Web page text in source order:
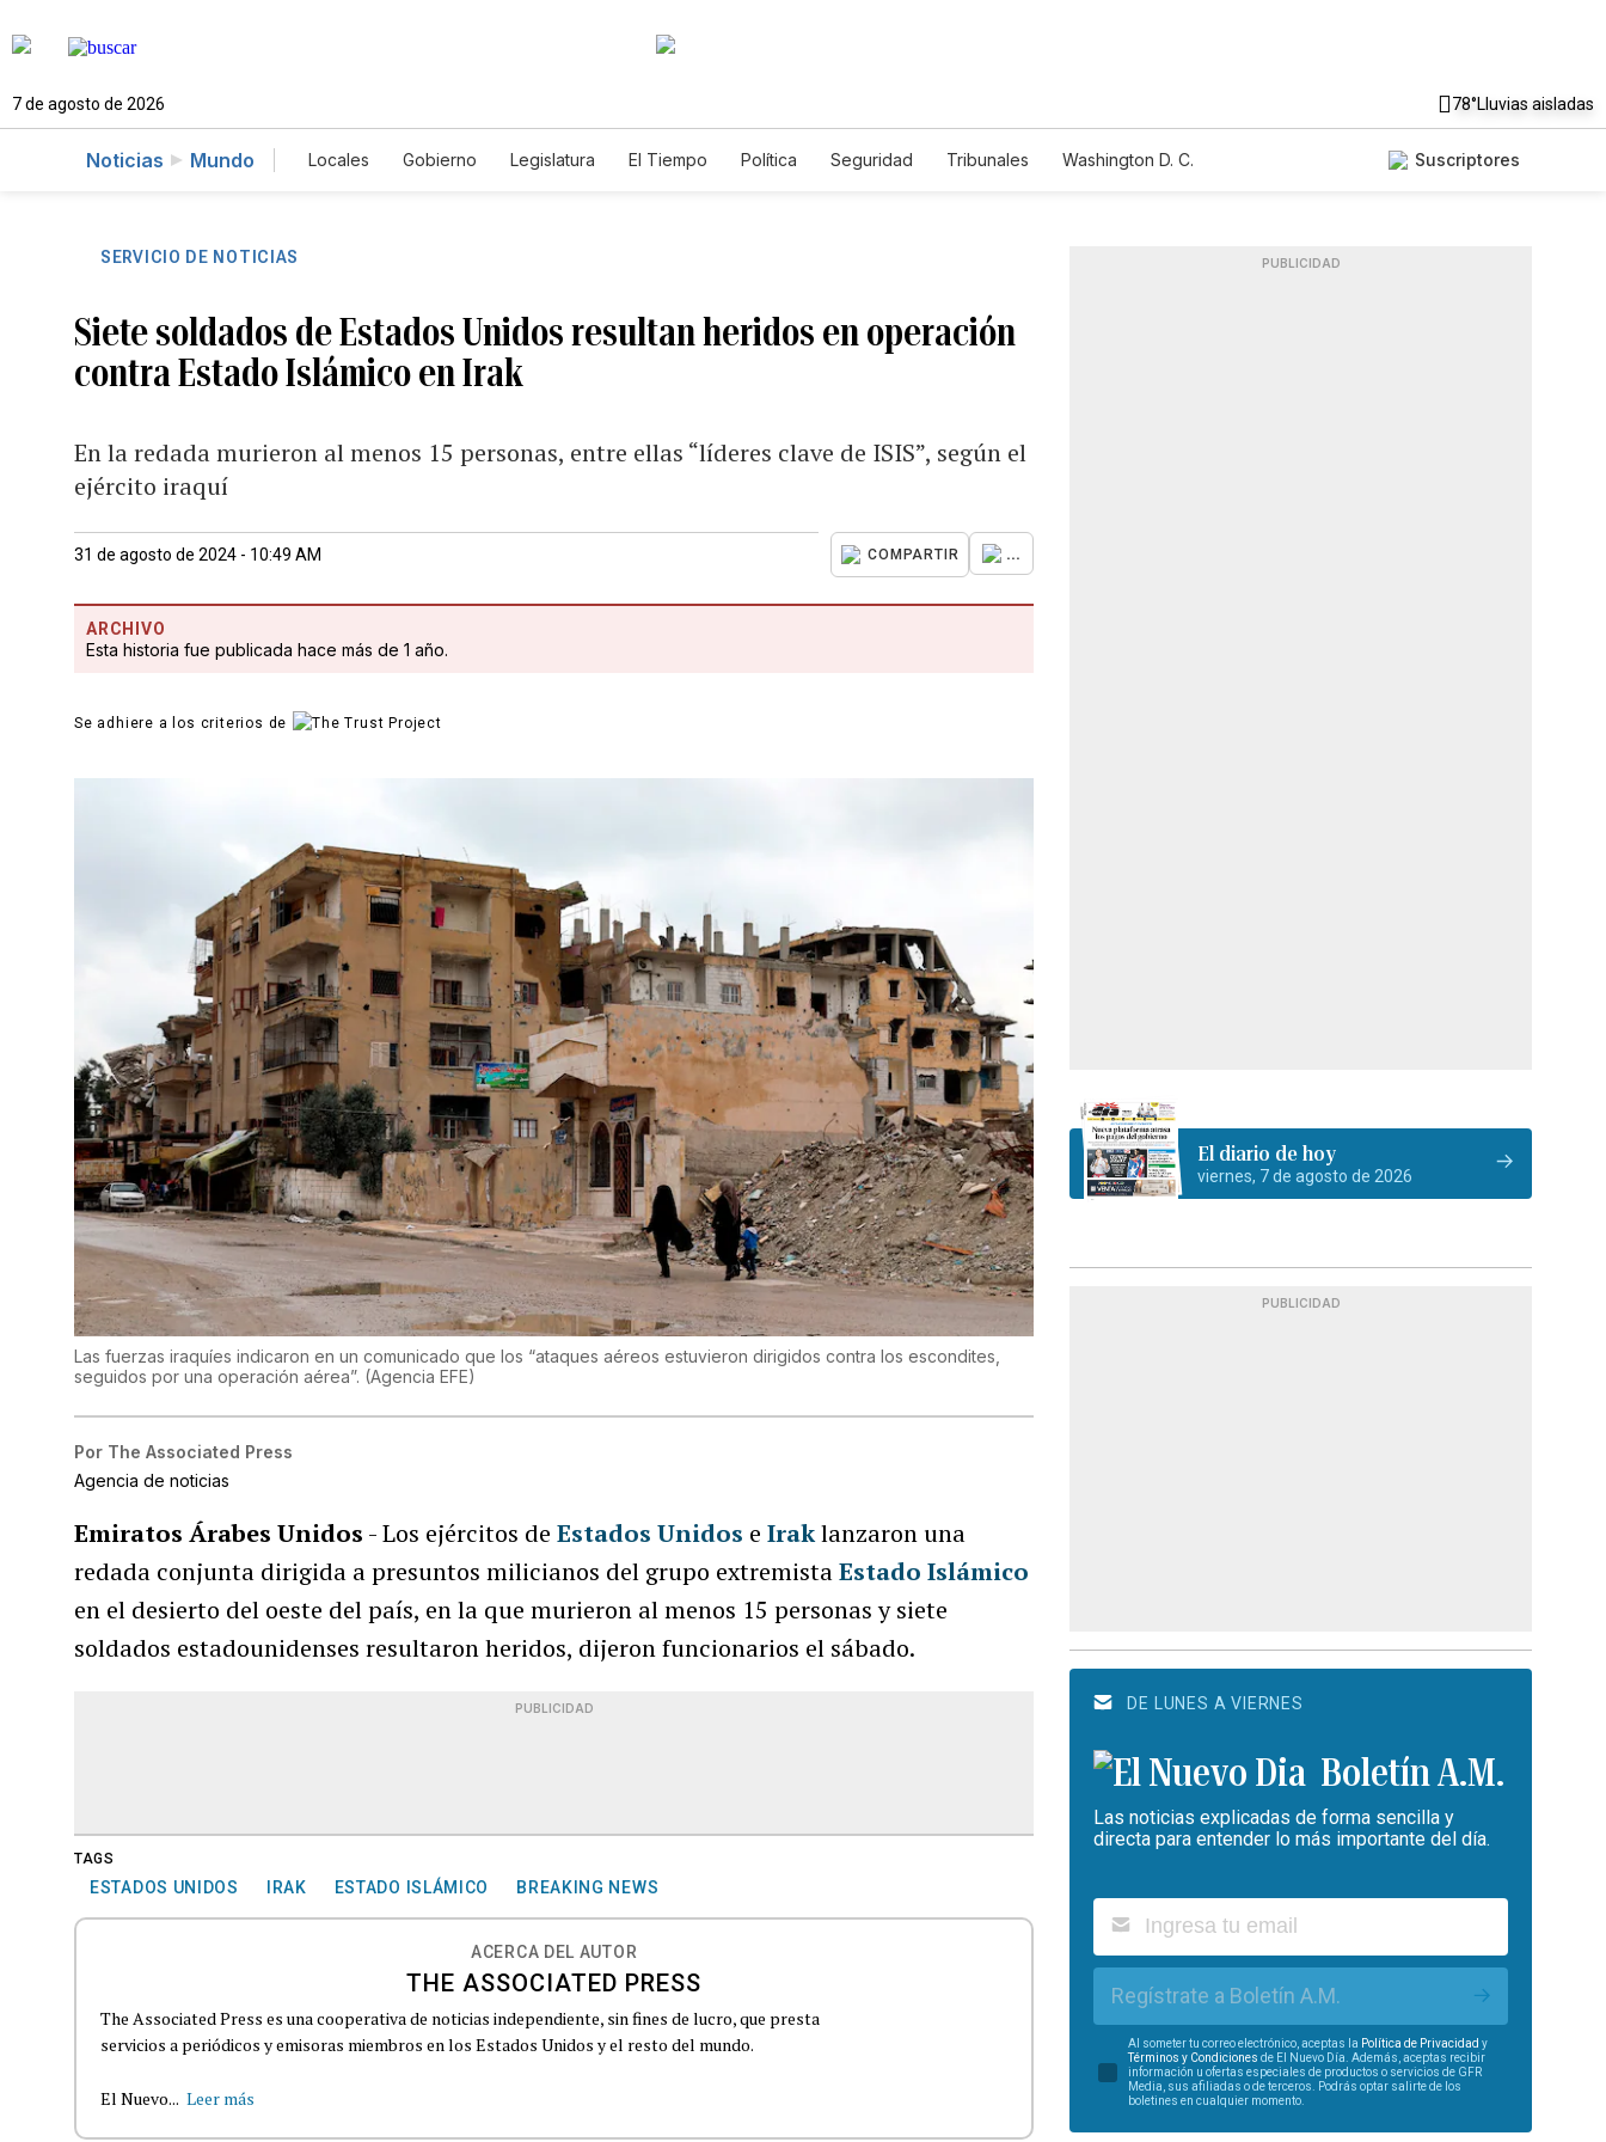
7 de agosto de 2026 78°Lluvias aisladas
Noticias Mundo Locales Gobierno Legislatura El Tiempo Política Seguridad Tribunales
Washington D. C.
Suscriptores
SERVICIO DE NOTICIAS
Siete soldados de Estados Unidos resultan heridos en operación
contra Estado Islámico en Irak
En la redada murieron al menos 15 personas, entre ellas “líderes clave de ISIS”, según el
ejército iraquí
31 de agosto de 2024 - 10:49 AM COMPARTIR ...
ARCHIVO
Esta historia fue publicada hace más de 1 año.
Se adhiere a los criterios de
Las fuerzas iraquíes indicaron en un comunicado que los “ataques aéreos estuvieron dirigidos contra los escondites,
seguidos por una operación aérea”. (Agencia EFE)
Por The Associated Press
Agencia de noticias
Emiratos Árabes Unidos - Los ejércitos deEstados Unidos eIraklanzaron una
redada conjunta dirigida a presuntos milicianos del grupo extremistaEstado Islámico
en el desierto del oeste del país, en la que murieron al menos 15 personas y siete
soldados estadounidenses resultaron heridos, dijeron funcionarios el sábado.
PUBLICIDAD
TAGS
ESTADOS UNIDOS IRAK ESTADO ISLÁMICO BREAKING NEWS
ACERCA DEL AUTOR
THE ASSOCIATED PRESS
The Associated Press es una cooperativa de noticias independiente, sin fines de lucro, que presta
servicios a periódicos y emisoras miembros en los Estados Unidos y el resto del mundo.
El Nuevo... Leer más
PUBLICIDAD
El diario de hoy
viernes, 7 de agosto de 2026
PUBLICIDAD
DE LUNES A VIERNES
Boletín A.M.
Las noticias explicadas de forma sencilla y
directa para entender lo más importante del día.
Regístrate a Boletín A.M.
Al someter tu correo electrónico, aceptas la Política de Privacidad y
Términos y Condiciones de El Nuevo Día. Además, aceptas recibir
información u ofertas especiales de productos o servicios de GFR
Media, sus afiliadas o de terceros. Podrás optar salirte de los
boletines en cualquier momento.